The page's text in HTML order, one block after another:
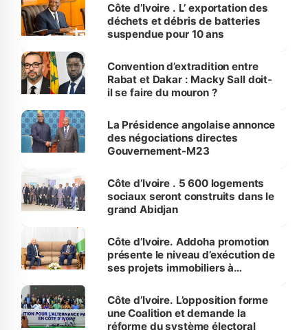
Côte d’Ivoire . L’ exportation des
déchets et débris de batteries
suspendue pour 10 ans
Convention d’extradition entre
Rabat et Dakar : Macky Sall doit-
il se faire du mouron ?
La Présidence angolaise annonce
des négociations directes
Gouvernement-M23
Côte d’Ivoire . 5 600 logements
sociaux seront construits dans le
grand Abidjan
Côte d’Ivoire. Addoha promotion
présente le niveau d’exécution de
ses projets immobiliers à
Côte d’Ivoire. L’opposition forme
une Coalition et demande la
réforme du système électoral